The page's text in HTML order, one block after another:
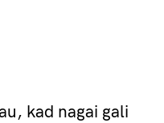
kad nagai gali